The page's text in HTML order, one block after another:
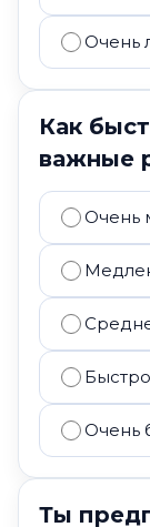
Очень
Как
важные
Очень
Быстро
Очень
Ты